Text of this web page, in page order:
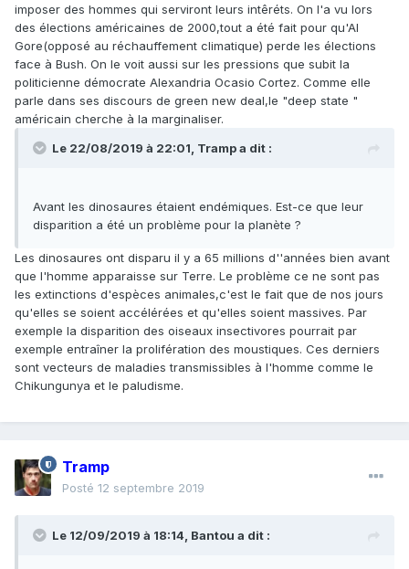
imposer des hommes qui serviront leurs intêréts. On l'a vu lors
des élections américaines de 2000,tout a été fait pour qu'Al
Gore(opposé au réchauffement climatique) perde les élections
face à Bush. On le voit aussi sur les pressions que subit la
politicienne démocrate Alexandria Ocasio Cortez. Comme elle
parle dans ses discours de green new deal,le "deep state "
américain cherche à la marginaliser.
Le 22/08/2019 à 22:01, Trampa dit :
Avant les dinosaures étaient endémiques. Est-ce que leur
disparition a été un problème pour la planète ?
Les dinosaures ont disparu il y a 65 millions d''années bien avant
que l'homme apparaisse sur Terre. Le problème ce ne sont pas
les extinctions d'espèces animales,c'est le fait que de nos jours
qu'elles se soient accélérées et qu'elles soient massives. Par
exemple la disparition des oiseaux insectivores pourrait par
exemple entraîner la prolifération des moustiques. Ces derniers
sont vecteurs de maladies transmissibles à l'homme comme le
Chikungunya et le paludisme.
Tramp
Posté 12 septembre 2019
Le 12/09/2019 à 18:14, Bantou a dit :